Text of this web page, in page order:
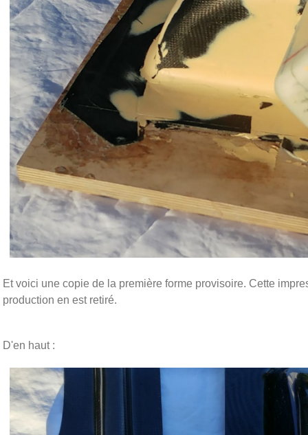
Et voici une copie de la première forme provisoire. Cette
production en est retiré.
D'en haut :